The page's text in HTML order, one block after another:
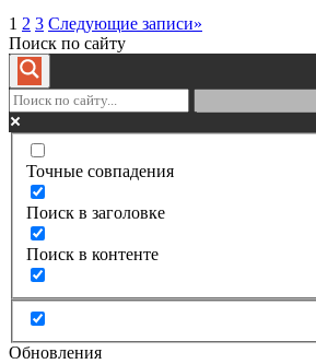
1 2 3 Следующие записи»
Поиск по сайту
Точные совпадения
Поиск в заголовке
Поиск в контенте
Обновления